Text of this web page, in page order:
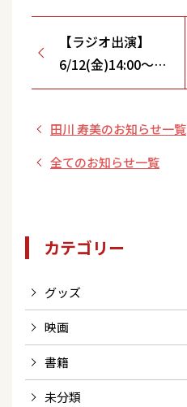
【ラジオ出演】
6/12(金)14:00～
MBSラジオ「松井
て MORE」※ゲス
ト出演
田川 寿美のお知らせ一覧
全てのお知らせ一覧
カテゴリー
グッズ
映画
書籍
未分類